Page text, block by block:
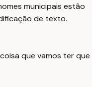
municipais estão
de texto.
que vamos ter que